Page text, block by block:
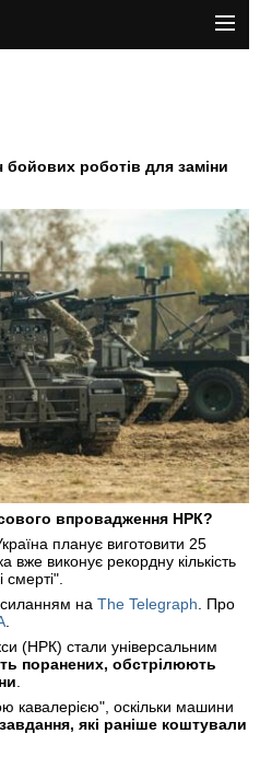
бойових роботів для заміни
впровадження НРК?
планує виготовити 25
вже виконує рекордну кількість
на The Telegraph . Про
(НРК) стали універсальним
поранених, обстрілюють
кавалерією", оскільки машини
які раніше коштували